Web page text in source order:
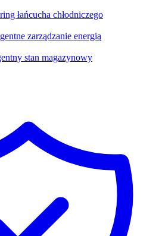
łańcucha chłodniczego
zarządzanie energią
stan magazynowy